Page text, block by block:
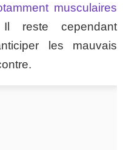
musculaires
reste cependant
les mauvais